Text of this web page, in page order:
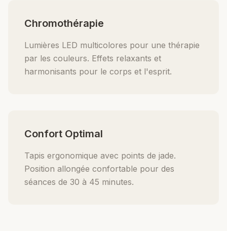
Chromothérapie
Lumières LED multicolores pour une thérapie
par les couleurs. Effets relaxants et
harmonisants pour le corps et l'esprit.
Confort Optimal
Tapis ergonomique avec points de jade.
Position allongée confortable pour des
séances de 30 à 45 minutes.